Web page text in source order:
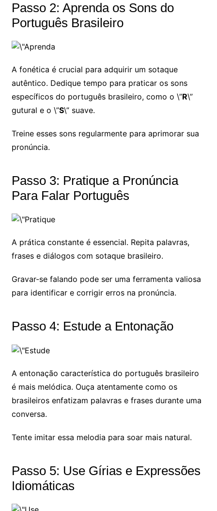
Passo 2: Aprenda os Sons do
Português Brasileiro
A fonética é crucial para adquirir um sotaque
autêntico. Dedique tempo para praticar os sons
específicos do português brasileiro, como o \”R\”
gutural e o \”S\” suave.
Treine esses sons regularmente para aprimorar sua
pronúncia.
Passo 3: Pratique a Pronúncia
Para Falar Português
A prática constante é essencial. Repita palavras,
frases e diálogos com sotaque brasileiro.
Gravar-se falando pode ser uma ferramenta valiosa
para identificar e corrigir erros na pronúncia.
Passo 4: Estude a Entonação
A entonação característica do português brasileiro
é mais melódica. Ouça atentamente como os
brasileiros enfatizam palavras e frases durante uma
conversa.
Tente imitar essa melodia para soar mais natural.
Passo 5: Use Gírias e Expressões
Idiomáticas